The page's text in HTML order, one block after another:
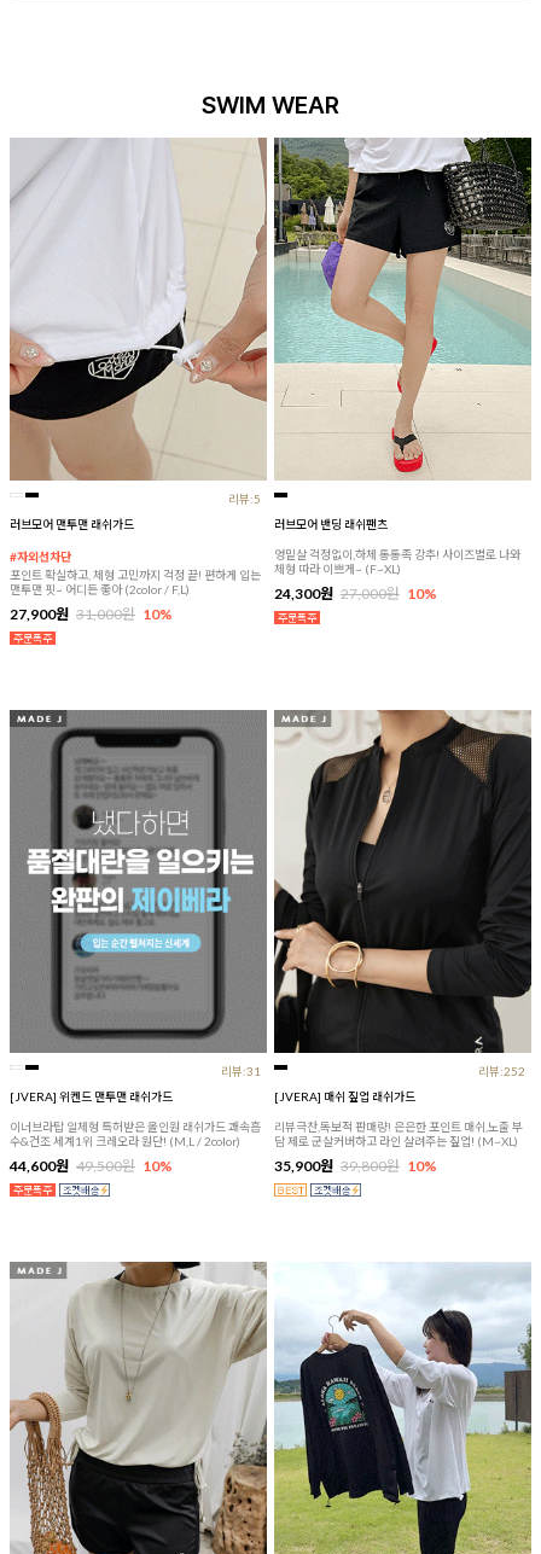
SWIM WEAR
리뷰:5
러브모어 맨투맨 래쉬가드
#자외선차단
포인트 확실하고, 체형 고민까지 걱정 끝! 편하게 입는
맨투맨 핏~ 어디든 좋아 (2color / F,L)
27,900원 31,000원 10%
러브모어 밴딩 래쉬팬츠
엉밑살 걱정없이,하체 통통족 강추! 사이즈별로 나와
체형 따라 이쁘게~ (F~XL)
24,300원 27,000원 10%
리뷰:31
[JVERA] 위켄드 맨투맨 래쉬가드
이너브라탑 일체형 특허받은 올인원 래쉬가드 쾌속흡
수&건조 세계1위 크레오라 원단! (M,L / 2color)
44,600원 49,500원 10%
리뷰:252
[JVERA] 매쉬 짚업 래쉬가드
리뷰극찬,독보적 판매량! 은은한 포인트 매쉬,노출 부
담 제로 군살커버하고 라인 살려주는 짚업! (M~XL)
35,900원 39,800원 10%